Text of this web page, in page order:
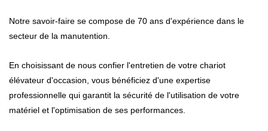
Notre savoir-faire se compose de 70 ans d'expérience dans le
secteur de la manutention.
En choisissant de nous confier l'entretien de votre chariot
élévateur d'occasion, vous bénéficiez d'une expertise
professionnelle qui garantit la sécurité de l'utilisation de votre
matériel et l'optimisation de ses performances.